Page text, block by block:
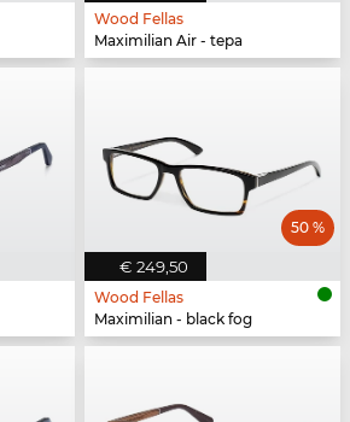
Wood Fellas
Maximilian Air - tepa
€ 249,50
50 %
Wood Fellas
Maximilian - black fog